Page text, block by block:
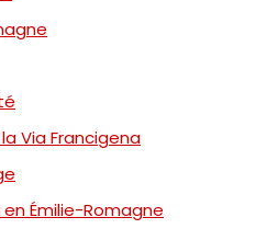
Via Francigena
Émilie-Romagne